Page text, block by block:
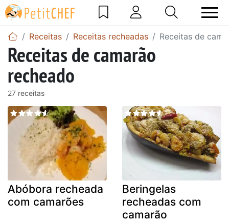
Receitas Receitas recheadas Receitas de
Receitas de camarão
recheado
27 receitas
Abóbora recheada
com camarões
Beringelas
recheadas com
camarão